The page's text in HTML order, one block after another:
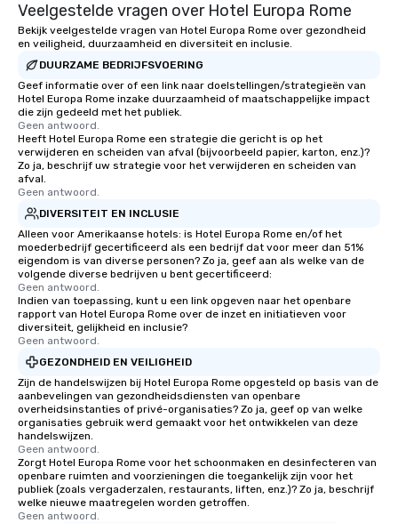
Veelgestelde vragen over Hotel Europa Rome
Bekijk veelgestelde vragen van Hotel Europa Rome over gezondheid
en veiligheid, duurzaamheid en diversiteit en inclusie.
DUURZAME BEDRIJFSVOERING
Geef informatie over of een link naar doelstellingen/strategieën van
Hotel Europa Rome inzake duurzaamheid of maatschappelijke impact
die zijn gedeeld met het publiek.
Geen antwoord.
Heeft Hotel Europa Rome een strategie die gericht is op het
verwijderen en scheiden van afval (bijvoorbeeld papier, karton, enz.)?
Zo ja, beschrijf uw strategie voor het verwijderen en scheiden van
afval.
Geen antwoord.
DIVERSITEIT EN INCLUSIE
Alleen voor Amerikaanse hotels: is Hotel Europa Rome en/of het
moederbedrijf gecertificeerd als een bedrijf dat voor meer dan 51%
eigendom is van diverse personen? Zo ja, geef aan als welke van de
volgende diverse bedrijven u bent gecertificeerd:
Geen antwoord.
Indien van toepassing, kunt u een link opgeven naar het openbare
rapport van Hotel Europa Rome over de inzet en initiatieven voor
diversiteit, gelijkheid en inclusie?
Geen antwoord.
GEZONDHEID EN VEILIGHEID
Zijn de handelswijzen bij Hotel Europa Rome opgesteld op basis van de
aanbevelingen van gezondheidsdiensten van openbare
overheidsinstanties of privé-organisaties? Zo ja, geef op van welke
organisaties gebruik werd gemaakt voor het ontwikkelen van deze
handelswijzen.
Geen antwoord.
Zorgt Hotel Europa Rome voor het schoonmaken en desinfecteren van
openbare ruimten and voorzieningen die toegankelijk zijn voor het
publiek (zoals vergaderzalen, restaurants, liften, enz.)? Zo ja, beschrijf
welke nieuwe maatregelen worden getroffen.
Geen antwoord.